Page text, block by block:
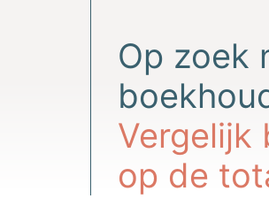
Op zoek
Vergelijk
op de